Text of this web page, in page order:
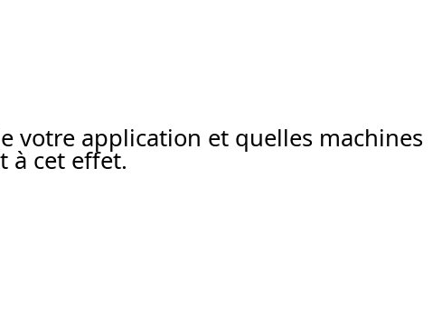
votre application et quelles machines
à cet effet.